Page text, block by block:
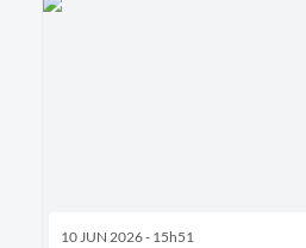
10 JUN 2026 - 15h51